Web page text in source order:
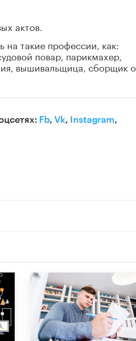
актов.
на такие профессии, как:
повар, парикмахер,
вышивальщица, сборщик
Fb, Vk, Instagram,